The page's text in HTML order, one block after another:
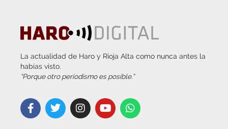
La actualidad de Haro y Rioja Alta como nunca antes la
habías visto.
“Porque otro periodismo es posible.”